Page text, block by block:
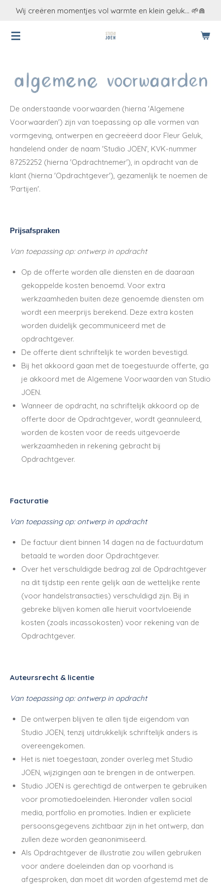
naar
Wij creëren momentjes vol warmte en klein geluk... 🌱⋒
De onderstaande voorwaarden (hierna 'Algemene
Voorwaarden') zijn van toepassing op alle vormen van
vormgeving, ontwerpen en gecreëerd door Fleur Geluk,
handelend onder de naam 'Studio JOEN', KVK-nummer
87252252 (hierna 'Opdrachtnemer'), in opdracht van de
klant (hierna 'Opdrachtgever'), gezamenlijk te noemen de
'Partijen'.
Prijsafspraken
Van toepassing op: ontwerp in opdracht
Op de offerte worden alle diensten en de daaraan
gekoppelde kosten benoemd. Voor extra
werkzaamheden buiten deze genoemde diensten om
wordt een meerprijs berekend. Deze extra kosten
worden duidelijk gecommuniceerd met de
opdrachtgever.
De offerte dient schriftelijk te worden bevestigd.
Bij het akkoord gaan met de toegestuurde offerte, ga
je akkoord met de Algemene Voorwaarden van Studio
JOEN.
Wanneer de opdracht, na schriftelijk akkoord op de
offerte door de Opdrachtgever, wordt geannuleerd,
worden de kosten voor de reeds uitgevoerde
werkzaamheden in rekening gebracht bij
Opdrachtgever.
Facturatie
Van toepassing op: ontwerp in opdracht
De factuur dient binnen 14 dagen na de factuurdatum
betaald te worden door Opdrachtgever.
Over het verschuldigde bedrag zal de Opdrachtgever
na dit tijdstip een rente gelijk aan de wettelijke rente
(voor handelstransacties) verschuldigd zijn. Bij in
gebreke blijven komen alle hieruit voortvloeiende
kosten (zoals incassokosten) voor rekening van de
Opdrachtgever.
Auteursrecht & licentie
Van toepassing op: ontwerp in opdracht
De ontwerpen blijven te allen tijde eigendom van
Studio JOEN, tenzij uitdrukkelijk schriftelijk anders is
overeengekomen.
Het is niet toegestaan, zonder overleg met Studio
JOEN, wijzigingen aan te brengen in de ontwerpen.
Studio JOEN is gerechtigd de ontwerpen te gebruiken
voor promotiedoeleinden. Hieronder vallen social
media, portfolio en promoties. Indien er expliciete
persoonsgegevens zichtbaar zijn in het ontwerp, dan
zullen deze worden geanonimiseerd.
Als Opdrachtgever de illustratie zou willen gebruiken
voor andere doeleinden dan op voorhand is
afgesproken, dan moet dit worden afgestemd met de